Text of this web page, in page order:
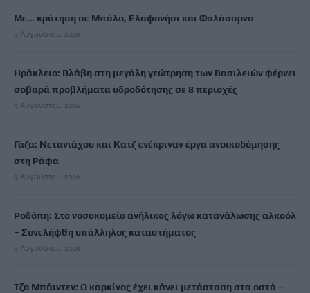
Με… κράτηση σε Μπάλο, Ελαφονήσι και Φαλάσαρνα
9 Αυγούστου, 2026
Ηράκλειο: Βλάβη στη μεγάλη γεώτρηση των Βασιλειών φέρνει
σοβαρά προβλήματα υδροδότησης σε 8 περιοχές
9 Αυγούστου, 2026
Γάζα: Νετανιάχου και Κατζ ενέκριναν έργα ανοικοδόμησης
στη Ράφα
9 Αυγούστου, 2026
Ροδόπη: Στο νοσοκομείο ανήλικος λόγω κατανάλωσης αλκοόλ
– Συνελήφθη υπάλληλος καταστήματος
9 Αυγούστου, 2026
Τζο Μπάιντεν: Ο καρκίνος έχει κάνει μετάσταση στα οστά –